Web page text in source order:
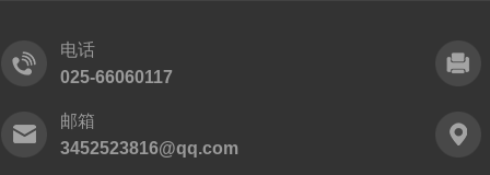
电话
025-66060117
邮箱
3452523816@qq.com